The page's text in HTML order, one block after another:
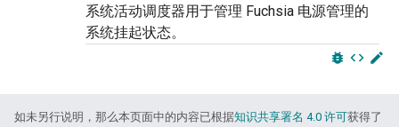
系统活动调度器用于管理 Fuchsia 电源管理的
系统挂起状态。
bug_report code edit
如未另行说明，那么本页面中的内容已根据知识共享署名 4.0 许可获得了